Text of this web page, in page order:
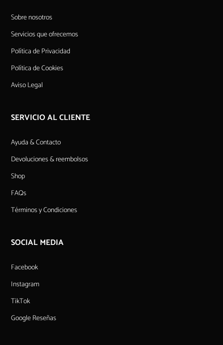
Sobre nosotros
Servicios que ofrecemos
Política de Privacidad
Política de Cookies
Aviso Legal
SERVICIO AL CLIENTE
Ayuda & Contacto
Devoluciones & reembolsos
Shop
FAQs
Términos y Condiciones
SOCIAL MEDIA
Facebook
Instagram
TikTok
Google Reseñas